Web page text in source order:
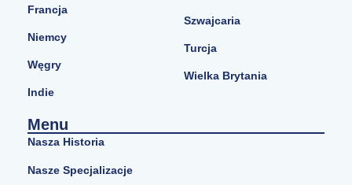
Francja
Niemcy
Węgry
Indie
Szwajcaria
Turcja
Wielka Brytania
Menu
Nasza Historia
Nasze Specjalizacje